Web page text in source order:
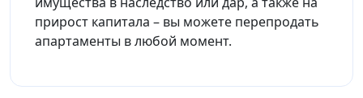
прирост капитала – вы можете перепродать
апартаменты в любой момент.